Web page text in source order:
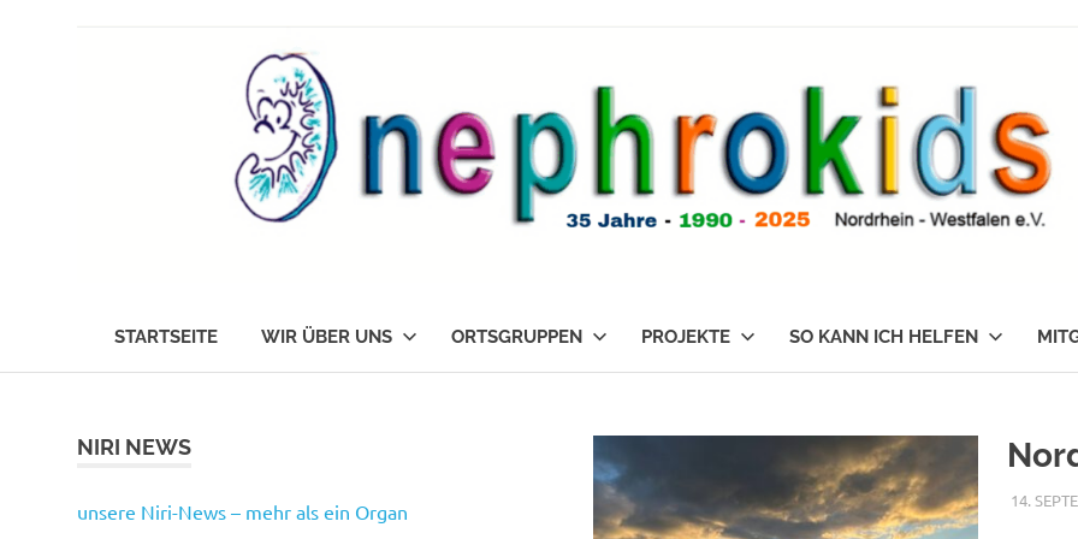
nephrokids
Nordrhein-
Westafalen
STARTSEITE WIR ÜBER UNS ORTSGRUPPEN PROJEKTE SO KANN ICH HELFEN
14.
NIRI NEWS
unsere Niri-News – mehr als ein Organ